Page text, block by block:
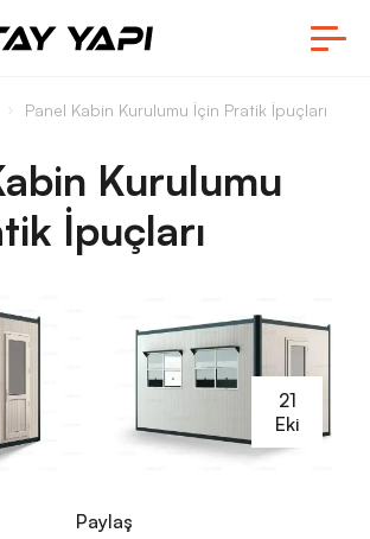
Panel Kabin Kurulumu İçin Pratik İpuçları
Kurulumu
İpuçları
21
Eki
Paylaş